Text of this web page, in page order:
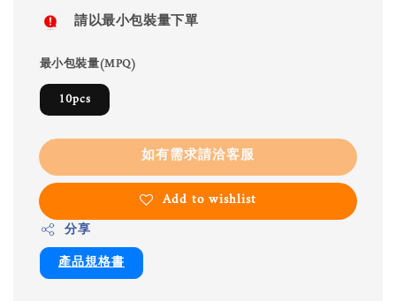
請以最小包裝量下單
最小包裝量(MPQ)
10pcs
如有需求請洽客服
Add to wishlist
分享
產品規格書